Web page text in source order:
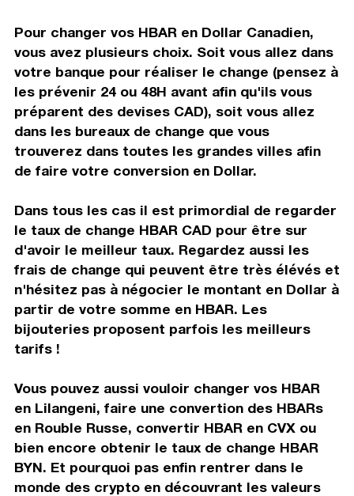
Pour changer vos HBAR en Dollar Canadien,
vous avez plusieurs choix. Soit vous allez dans
votre banque pour réaliser le change (pensez à
les prévenir 24 ou 48H avant afin qu'ils vous
préparent des devises CAD), soit vous allez
dans les bureaux de change que vous
trouverez dans toutes les grandes villes afin
de faire votre conversion en Dollar.
Dans tous les cas il est primordial de regarder
le taux de change HBAR CAD pour être sur
d'avoir le meilleur taux. Regardez aussi les
frais de change qui peuvent être très élévés et
n'hésitez pas à négocier le montant en Dollar à
partir de votre somme en HBAR. Les
bijouteries proposent parfois les meilleurs
tarifs !
Vous pouvez aussi vouloir changer vos HBAR
en Lilangeni, faire une convertion des HBARs
en Rouble Russe, convertir HBAR en CVX ou
bien encore obtenir le taux de change HBAR
BYN. Et pourquoi pas enfin rentrer dans le
monde des crypto en découvrant les valeurs